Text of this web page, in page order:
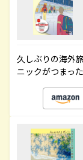
久しぶりの海外
ニックがつまっ